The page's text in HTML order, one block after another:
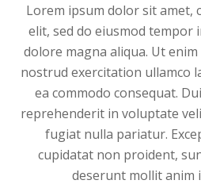
Lorem ipsum dolor sit amet,
elit, sed do eiusmod tempor
dolore magna aliqua. Ut
nostrud exercitation ullamco
ea commodo consequat.
reprehenderit in voluptate
fugiat nulla pariatur.
cupidatat non proident,
deserunt mollit anim